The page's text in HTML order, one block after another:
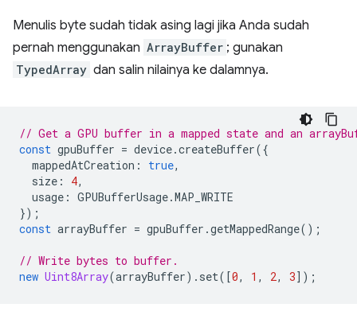
Menulis byte sudah tidak asing lagi jika Anda sudah
pernah menggunakan ArrayBuffer ; gunakan
TypedArray dan salin nilainya ke dalamnya.
// Get a GPU buffer in a mapped state and an
const gpuBuffer = device.createBuffer({
mappedAtCreation : true,
size : 4,
usage : GPUBufferUsage.MAP_WRITE
});
const arrayBuffer = gpuBuffer .getMappedRange();
// Write bytes to buffer.
new Uint8Array(arrayBuffer). set([0, 1 , 2, 3]);